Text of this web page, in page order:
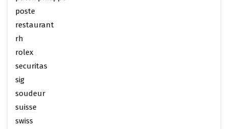
poste
restaurant
rh
rolex
securitas
sig
soudeur
suisse
swiss